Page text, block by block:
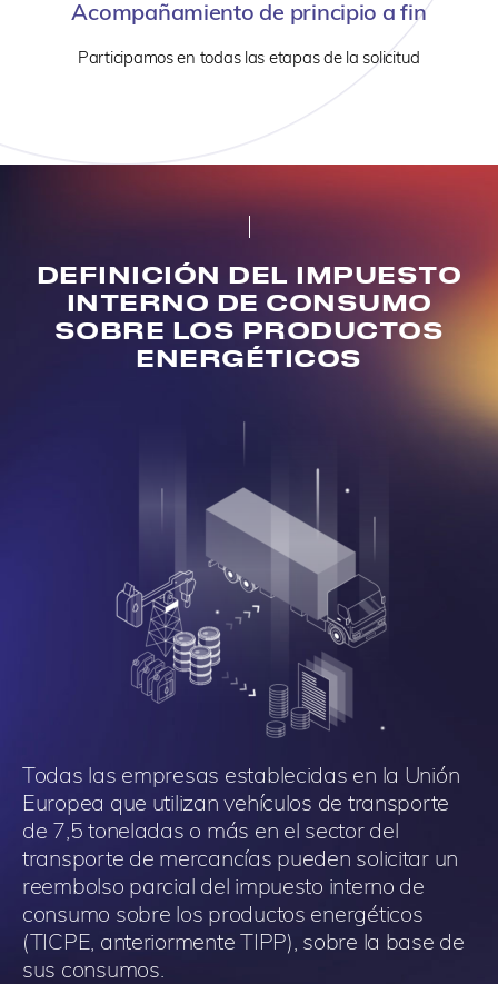
Acompañamiento de principio a fin
Participamos en todas las etapas de la solicitud
DEFINICIÓN DEL IMPUESTO
INTERNO DE CONSUMO
SOBRE LOS PRODUCTOS
ENERGÉTICOS
Todas las empresas establecidas en la Unión
Europea que utilizan vehículos de transporte
de 7,5 toneladas o más en el sector del
transporte de mercancías pueden solicitar un
reembolso parcial del impuesto interno de
consumo sobre los productos energéticos
(TICPE, anteriormente TIPP), sobre la base de
sus consumos.